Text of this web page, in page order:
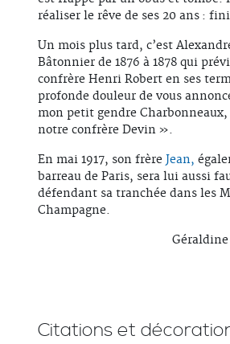
réaliser le rêve de ses 20 ans :
Un mois plus tard, c’est
Bâtonnier de 1876 à 1878 qui
confrère Henri Robert en ses
profonde douleur de vous
mon petit gendre
notre confrère Devin ».
En mai 1917, son frère Jean,
barreau de Paris, sera lui aussi
défendant sa tranchée dans les
Champagne.
Citations et